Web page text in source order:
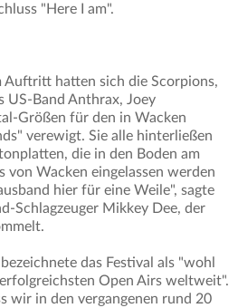
"Here I am".
Auftritt hatten sich die Scorpions,
US-Band Anthrax, Joey
Größen für den in Wacken
verewigt. Sie alle hinterließen
die in den Boden am
von Wacken eingelassen werden
hier für eine Weile", sagte
Schlagzeuger Mikkey Dee, der
das Festival als "wohl
Open Airs weltweit".
wir in den vergangenen rund 20